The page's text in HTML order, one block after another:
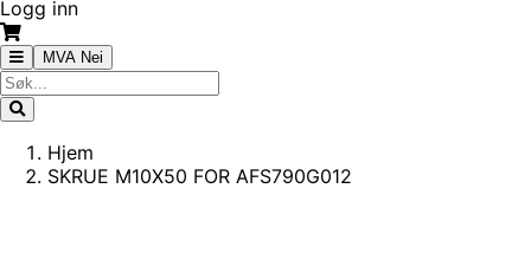
Logg inn
MVA Nei
Hjem
SKRUE M10X50 FOR AFS790G012